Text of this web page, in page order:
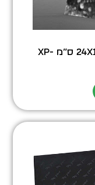
שקית מתנה X-Pen מידות 24X14X8 ס”מ XP-